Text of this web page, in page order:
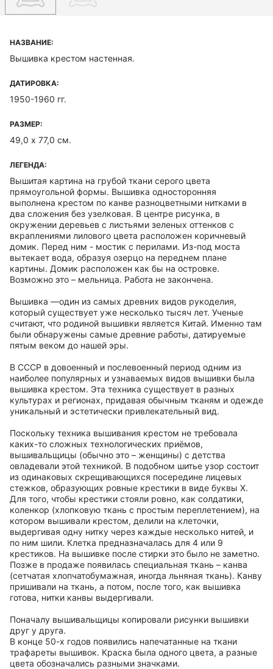
НАЗВАНИЕ:
Вышивка крестом настенная.
ДАТИРОВКА:
1950-1960 гг.
РАЗМЕР:
49,0 х 77,0 см.
ЛЕГЕНДА:
Вышитая картина на грубой ткани серого цвета
прямоугольной формы. Вышивка односторонняя
выполнена крестом по канве разноцветными нитками в
два сложения без узелковая. В центре рисунка, в
окружении деревьев с листьями зеленых оттенков с
вкраплениями лилового цвета расположен коричневый
домик. Перед ним - мостик с перилами. Из-под моста
вытекает вода, образуя озерцо на переднем плане
картины. Домик расположен как бы на островке.
Возможно это – мельница. Работа не закончена.
Вышивка —один из самых древних видов рукоделия,
который существует уже несколько тысяч лет. Ученые
считают, что родиной вышивки является Китай. Именно там
были обнаружены самые древние работы, датируемые
пятым веком до нашей эры.
В СССР в довоенный и послевоенный период одним из
наиболее популярных и узнаваемых видов вышивки была
вышивка крестом. Эта техника существует в разных
культурах и регионах, придавая обычным тканям и одежде
уникальный и эстетически привлекательный вид.
Поскольку техника вышивания крестом не требовала
каких-то сложных технологических приёмов,
вышивальщицы (обычно это – женщины) с детства
овладевали этой техникой. В подобном шитье узор состоит
из одинаковых скрещивающихся посередине лицевых
стежков, образующих ровные крестики в виде буквы Х.
Для того, чтобы крестики стояли ровно, как солдатики,
коленкор (хлопковую ткань с простым переплетением), на
котором вышивали крестом, делили на клеточки,
выдергивая одну нитку через каждые несколько нитей, и
по ним шили. Клетка предназначалась для 4 или 9
крестиков. На вышивке после стирки это было не заметно.
Позже в продаже появилась специальная ткань – канва
(сетчатая хлопчатобумажная, иногда льняная ткань). Канву
пришивали на ткань, а потом, после того, как вышивка
готова, нитки канвы выдергивали.
Поначалу вышивальщицы копировали рисунки вышивки
друг у друга.
В конце 50-х годов появились напечатанные на ткани
трафареты вышивок. Краска была одного цвета, а разные
цвета обозначались разными значками.